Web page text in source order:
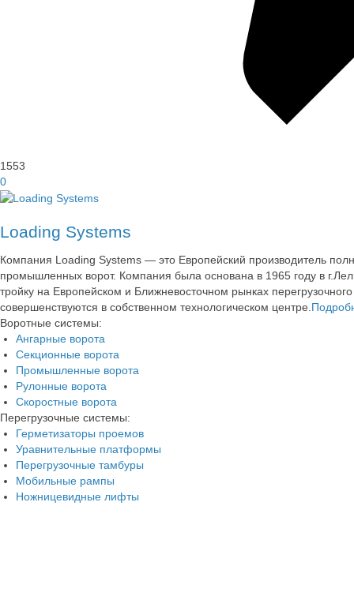
1553
0
Loading Systems
Компания Loading Systems — это Европейский производитель
промышленных ворот. Компания была основана в 1965 году в
тройку на Европейском и Ближневосточном рынках
совершенствуются в собственном технологическом центре.
Воротные системы:
Ангарные ворота
Секционные ворота
Промышленные ворота
Рулонные ворота
Скоростные ворота
Перегрузочные системы:
Герметизаторы проемов
Уравнительные платформы
Перегрузочные тамбуры
Мобильные рампы
Ножницевидные лифты